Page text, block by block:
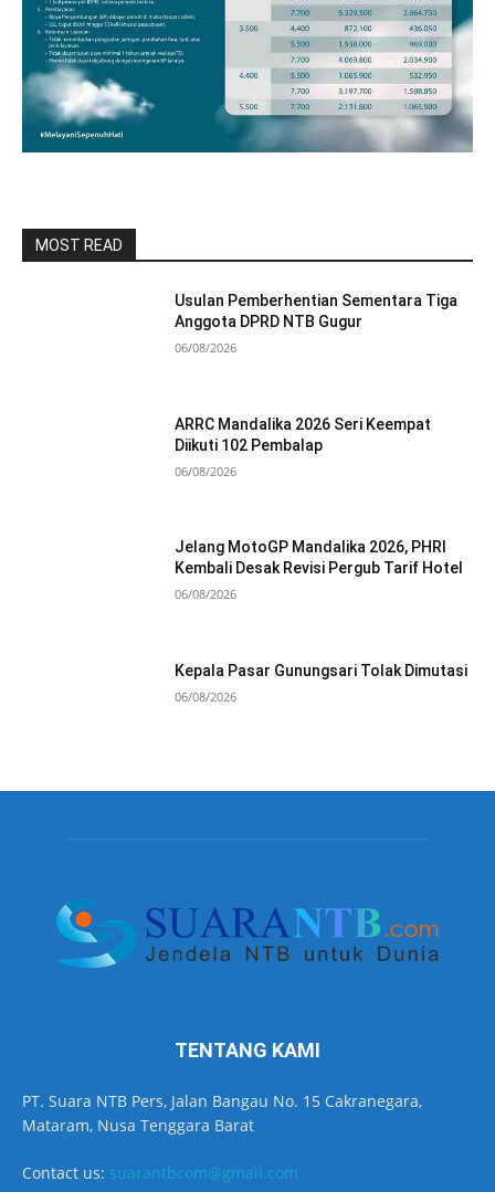
MOST READ
Usulan Pemberhentian Sementara Tiga
Anggota DPRD NTB Gugur
06/08/2026
ARRC Mandalika 2026 Seri Keempat
Diikuti 102 Pembalap
06/08/2026
Jelang MotoGP Mandalika 2026, PHRI
Kembali Desak Revisi Pergub Tarif Hotel
06/08/2026
Kepala Pasar Gunungsari Tolak Dimutasi
06/08/2026
TENTANG KAMI
PT. Suara NTB Pers, Jalan Bangau No. 15 Cakranegara,
Mataram, Nusa Tenggara Barat
Contact us: suarantbcom@gmail.com